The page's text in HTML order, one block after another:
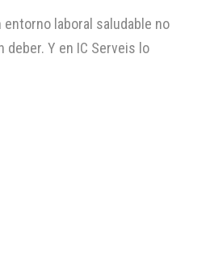
laboral saludable no
deber. Y en IC Serveis lo